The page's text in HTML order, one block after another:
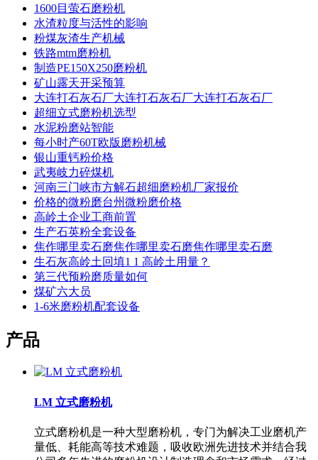
1600目萤石磨粉机
水渣粒度与活性的影响
粉煤灰渣生产机械
铁路mtm磨粉机
制造PE150X250磨粉机
矿山露天开采预算
大连打石灰石厂大连打石灰石厂大连打石灰石厂
超细立式磨粉机选型
水泥粉磨站智能
每小时产60T欧版磨粉机械
银山重钙粉价格
武夷岐力碎煤机
河南三门峡市方解石超细磨粉机厂家报价
价格的微粉磨台州微粉磨价格
高岭土企业工商前置
生产石英粉全套设备
焦作哪里卖石磨焦作哪里卖石磨焦作哪里卖石磨
生石灰高岭土回填1 1 高岭土用量？
第三代预粉磨质量如何
煤矿六大员
1-6米磨粉机配套设备
产品
LM 立式磨粉机
立式磨粉机是一种大型磨粉机，专门为解决工业磨机产
量低、耗能高等技术难题，吸收欧洲先进技术并结合我